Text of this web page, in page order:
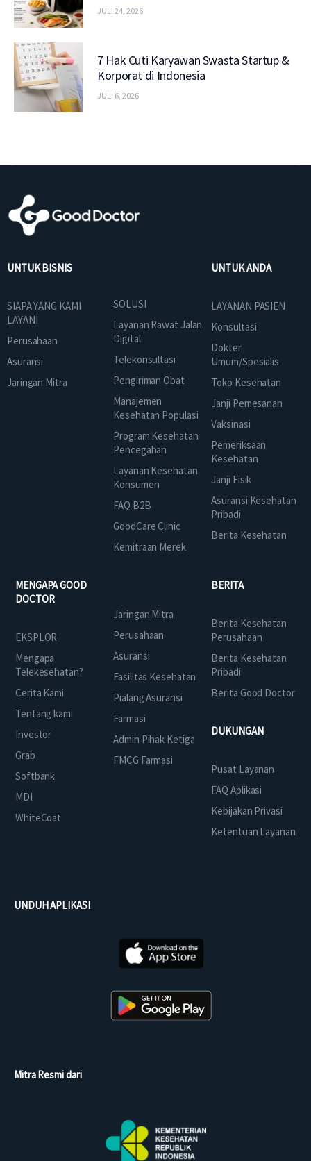
JULI 24, 2026
7 Hak Cuti Karyawan Swasta Startup &
Korporat di Indonesia
JULI 6, 2026
UNTUK BISNIS
SIAPA YANG KAMI
LAYANI
Perusahaan
Asuransi
Jaringan Mitra
SOLUSI
Layanan Rawat Jalan
Digital
Telekonsultasi
Pengiriman Obat
Manajemen
Kesehatan Populasi
Program Kesehatan
Pencegahan
Layanan Kesehatan
Konsumen
FAQ B2B
GoodCare Clinic
Kemitraan Merek
UNTUK ANDA
LAYANAN PASIEN
Konsultasi
Dokter
Umum/Spesialis
Toko Kesehatan
Janji Pemesanan
Vaksinasi
Pemeriksaan
Kesehatan
Janji Fisik
Asuransi Kesehatan
Pribadi
Berita Kesehatan
MENGAPA GOOD
DOCTOR
EKSPLOR
Mengapa
Telekesehatan?
Cerita Kami
Tentang kami
Investor
Grab
Softbank
MDI
WhiteCoat
Jaringan Mitra
Perusahaan
Asuransi
Fasilitas Kesehatan
Pialang Asuransi
Farmasi
Admin Pihak Ketiga
FMCG Farmasi
BERITA
Berita Kesehatan
Perusahaan
Berita Kesehatan
Pribadi
Berita Good Doctor
DUKUNGAN
Pusat Layanan
FAQ Aplikasi
Kebijakan Privasi
Ketentuan Layanan
UNDUH APLIKASI
Mitra Resmi dari